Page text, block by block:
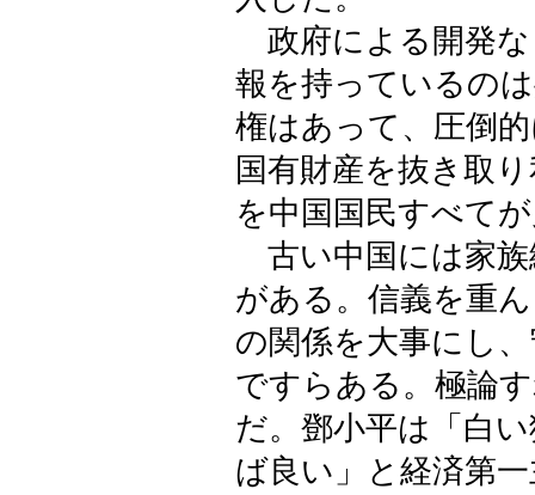
政府による開発な
報を持っているの
権はあって、圧倒
国有財産を抜き取
を中国国民すべて
古い中国には家族
がある。信義を重
の関係を大事にし
ですらある。極論
だ。鄧小平は「白
ば良い」と経済第